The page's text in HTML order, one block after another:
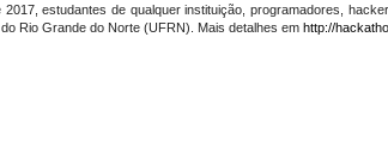
2017, estudantes de qualquer instituição, programadores,
Rio Grande do Norte (UFRN). Mais detalhes em http://